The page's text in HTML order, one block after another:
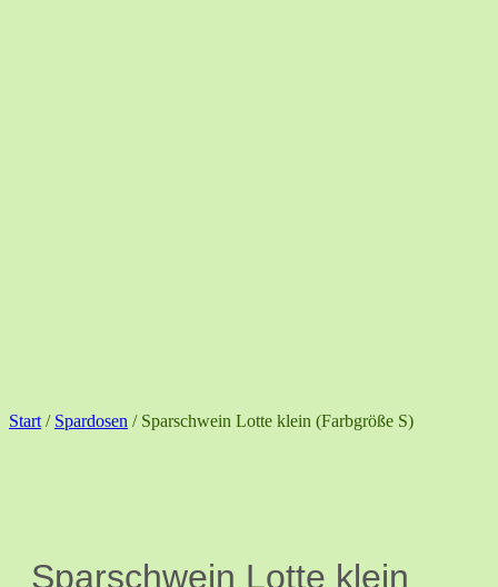
Start / Spardosen / Sparschwein Lotte klein (Farbgröße S)
Sparschwein Lotte klein